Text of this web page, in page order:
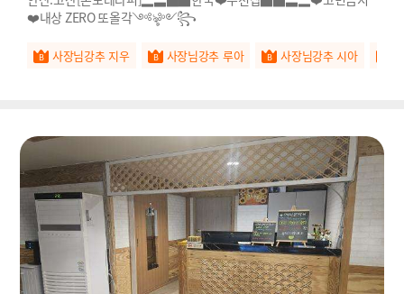
❤️내상 ZERO 또올각༺ৡ༻꧂
사장님강추 지우 사장님강추 루아 사장님강추 시아